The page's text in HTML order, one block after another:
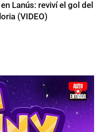
Lanús: reviví el gol del
(VIDEO)